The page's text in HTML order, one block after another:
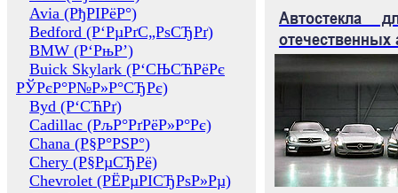
Avia (РђРІРёР°)
Bedford (Р‘РµРґС„РѕСЂРґ)
BMW (Р‘РњР’)
Buick Skylark (Р‘СЊСЋРёРє
РЎРєР°Р№Р»Р°СЂРє)
Byd (Р‘СЋРґ)
Cadillac (РљР°РґРёР»Р°Рє)
Chana (Р§Р°РЅР°)
Chery (Р§РµСЂРё)
Chevrolet (РЁРµРІСЂРѕР»Рµ)
Автостекла
отечественных